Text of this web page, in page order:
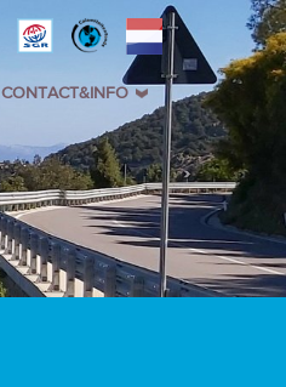
CONTACT&INFO